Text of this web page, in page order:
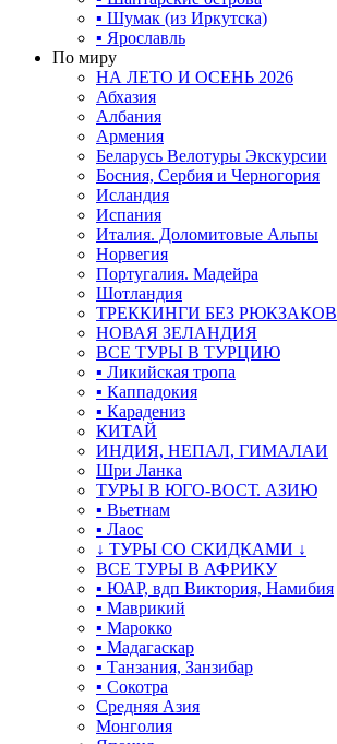
▪ Шумак (из Иркутска)
▪ Ярославль
По миру
НА ЛЕТО И ОСЕНЬ 2026
Абхазия
Албания
Армения
Беларусь Велотуры Экскурсии
Босния, Сербия и Черногория
Исландия
Испания
Италия. Доломитовые Альпы
Норвегия
Португалия. Мадейра
Шотландия
ТРЕККИНГИ БЕЗ РЮКЗАКОВ
НОВАЯ ЗЕЛАНДИЯ
ВСЕ ТУРЫ В ТУРЦИЮ
▪ Ликийская тропа
▪ Каппадокия
▪ Карадениз
КИТАЙ
ИНДИЯ, НЕПАЛ, ГИМАЛАИ
Шри Ланка
ТУРЫ В ЮГО-ВОСТ. АЗИЮ
▪ Вьетнам
▪ Лаос
↓ ТУРЫ СО СКИДКАМИ ↓
ВСЕ ТУРЫ В АФРИКУ
▪ ЮАР, вдп Виктория, Намибия
▪ Маврикий
▪ Марокко
▪ Мадагаскар
▪ Танзания, Занзибар
▪ Сокотра
Средняя Азия
Монголия